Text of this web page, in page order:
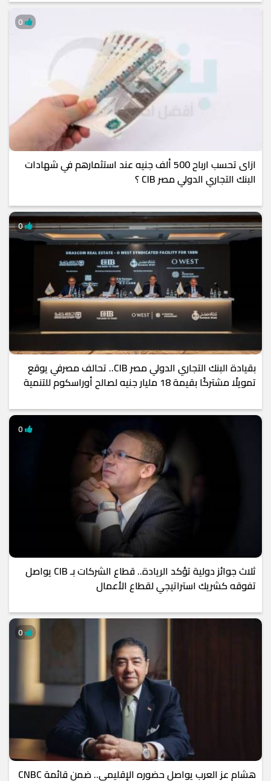
ازاى تحسب ارباح 500 ألف جنيه عند استثمارهم في شهادات
البنك التجاري الدولي مصر CIB ؟
بقيادة البنك التجاري الدولي مصر CIB.. تحالف مصرفي يوقع
تمويلًا مشتركًا بقيمة 18 مليار جنيه لصالح أوراسكوم للتنمية
0
ثلاث جوائز دولية تؤكد الريادة.. قطاع الشركات بـ CIB يواصل
تفوقه كشريك استراتيجي لقطاع الأعمال
هشام عز العرب يواصل حضوره الإقليمي.. ضمن قائمة CNBC